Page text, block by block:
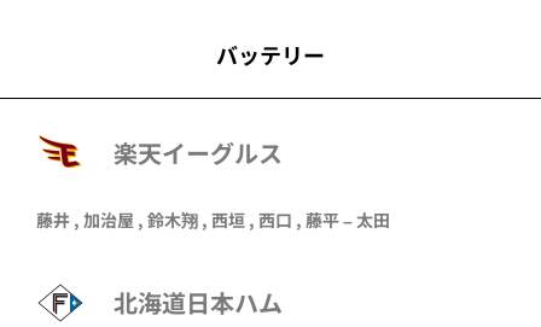
バッテリー
楽天イーグルス
藤井 , 加治屋 , 鈴木翔 , 西垣 , 西口 , 藤平–太田
北海道日本ハム